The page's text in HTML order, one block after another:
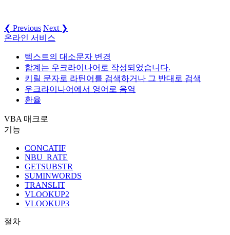
❮ Previous Next ❯
온라인 서비스
텍스트의 대소문자 변경
합계는 우크라이나어로 작성되었습니다.
키릴 문자로 라틴어를 검색하거나 그 반대로 검색
우크라이나어에서 영어로 음역
환율
VBA 매크로
기능
CONCATIF
NBU_RATE
GETSUBSTR
SUMINWORDS
TRANSLIT
VLOOKUP2
VLOOKUP3
절차